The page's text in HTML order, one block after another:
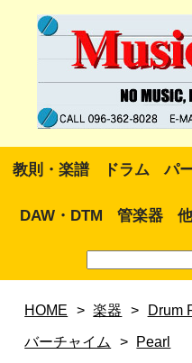
教則・楽譜 ドラム パ
DAW・DTM 管楽器
HOME > 楽器 > Drum
バーチャイム > Pearl